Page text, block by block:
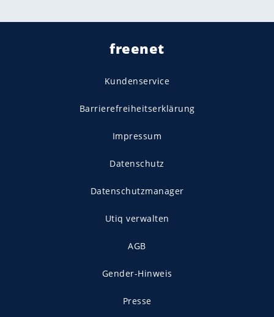
freenet
Kundenservice
Barrierefreiheitserklärung
Impressum
Datenschutz
Datenschutzmanager
Utiq verwalten
AGB
Gender-Hinweis
Presse